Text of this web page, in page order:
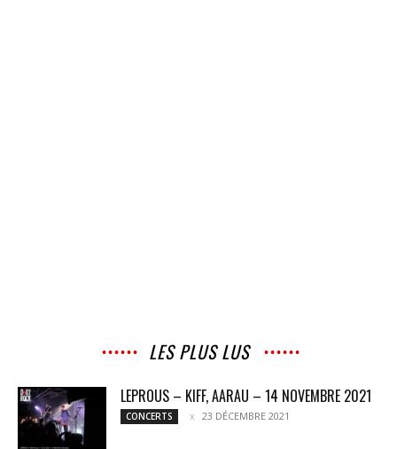
LES PLUS LUS
LEPROUS – KIFF, AARAU – 14 NOVEMBRE 2021
CONCERTS 23 DÉCEMBRE 2021